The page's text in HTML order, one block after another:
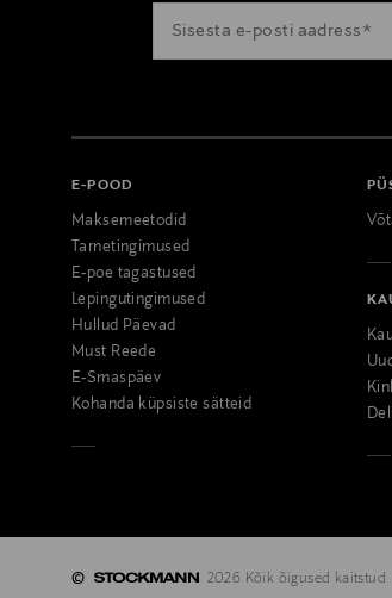
E-POOD
Maksemeetodid
Tarnetingimused
E-poe tagastused
Lepingutingimused
Hullud Päevad
Must Reede
E-Smaspäev
Kohanda küpsiste sätteid
© 2026 Kõik õigused kaitstud